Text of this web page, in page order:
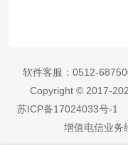
软件客服： 0512-
Copyright © 2017-
苏ICP备17024033号-1
增值电信业务